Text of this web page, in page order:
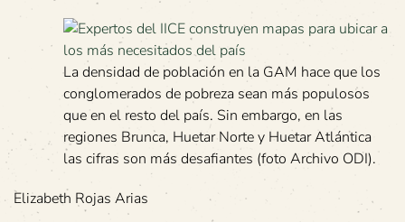
La densidad de población en la GAM hace que los
conglomerados de pobreza sean más populosos
que en el resto del país. Sin embargo, en las
regiones Brunca, Huetar Norte y Huetar Atlántica
las cifras son más desafiantes (foto Archivo ODI).
Elizabeth Rojas Arias